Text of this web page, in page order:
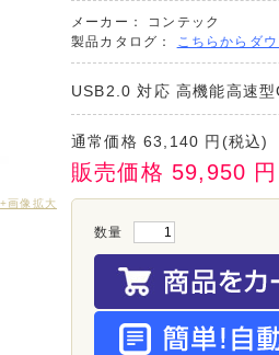
+画像拡大
メーカー：
コンテック
製品カタログ：
こちらからダ
USB2.0 対応 ⾼機能⾼速
通常価格 63,140 円(税込)
販売価格 59,950
数量